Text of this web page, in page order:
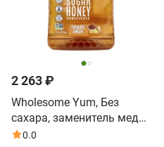
2 263 ₽
Wholesome Yum, Без
сахара, заменитель меда,
куркума и имбирь, 312 г
0.0